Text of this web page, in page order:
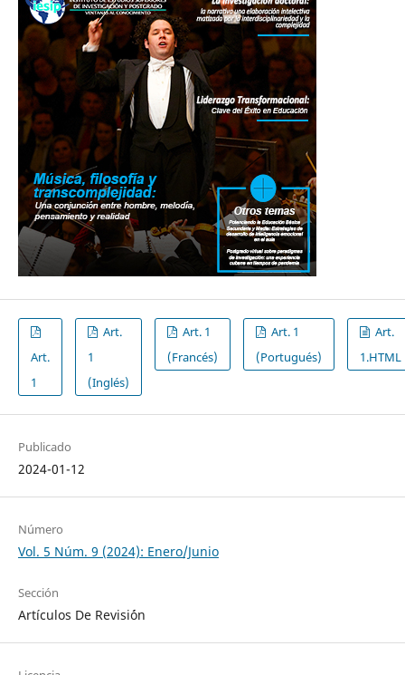
Art.
1
Art.
1
(Inglés)
Art. 1
(Francés)
Art. 1
(Portugués)
Art.
1.HTML
Publicado
2024-01-12
Número
Vol. 5 Núm. 9 (2024): Enero/Junio
Sección
Artículos De Revisi´ón